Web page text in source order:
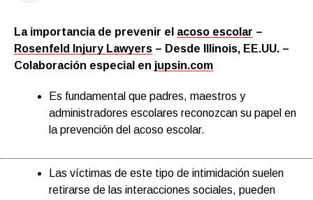
La importancia de prevenir e acoso escolar –
Rosenfeld Injury Lawyers – Desde Illinois, EE.UU. –
Colaboración especial en jupsin.com
Es fundamental que padres, maestros y
administradores escolares reconozcan su papel en
la prevención del acoso escolar.
Las víctimas de este tipo de intimidación suelen
retirarse de las interacciones sociales, pueden